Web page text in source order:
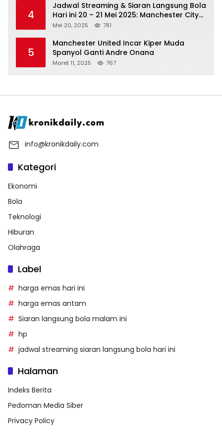
4
Jadwal Streaming & Siaran Langsung Bola
Hari ini 20 – 21 Mei 2025: Manchester City
vs Bournemouth
Mei 20, 2025 781
5
Manchester United Incar Kiper Muda
Spanyol Ganti Andre Onana
Maret 11, 2025 767
info@kronikdaily.com
Kategori
Ekonomi
Bola
Teknologi
Hiburan
Olahraga
Label
harga emas hari ini
harga emas antam
Siaran langsung bola malam ini
hp
jadwal streaming siaran langsung bola hari ini
Halaman
Indeks Berita
Pedoman Media Siber
Privacy Policy